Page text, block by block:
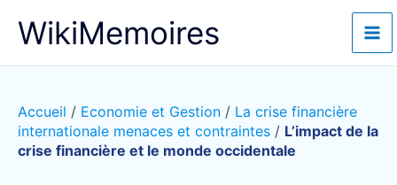
WikiMemoires
Accueil / Economie et Gestion / La crise financière
internationale menaces et contraintes / L’impact de la
crise financière et le monde occidentale